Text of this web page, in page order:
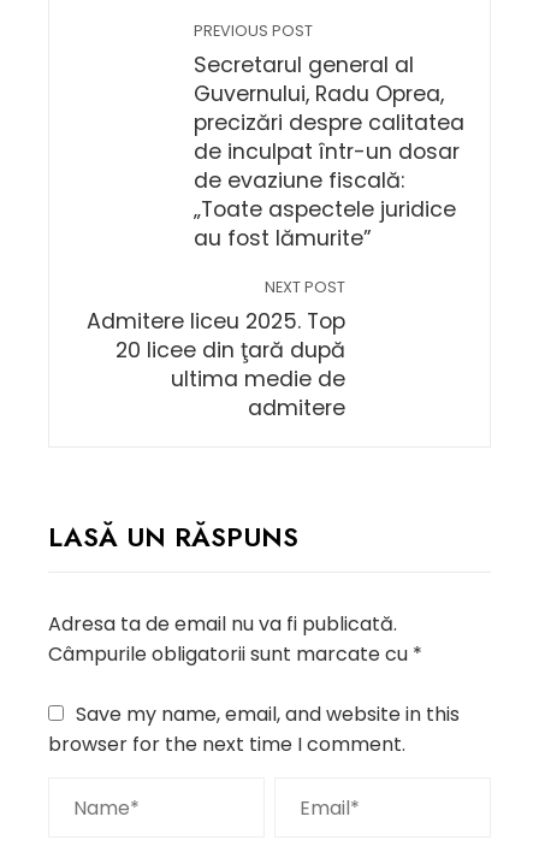
PREVIOUS POST
Secretarul general al
Guvernului, Radu Oprea,
precizări despre calitatea
de inculpat într-un dosar
de evaziune fiscală:
„Toate aspectele juridice
au fost lămurite”
NEXT POST
Admitere liceu 2025. Top
20 licee din ţară după
ultima medie de
admitere
LASĂ UN RĂSPUNS
Adresa ta de email nu va fi publicată.
Câmpurile obligatorii sunt marcate cu *
Save my name, email, and website in this
browser for the next time I comment.